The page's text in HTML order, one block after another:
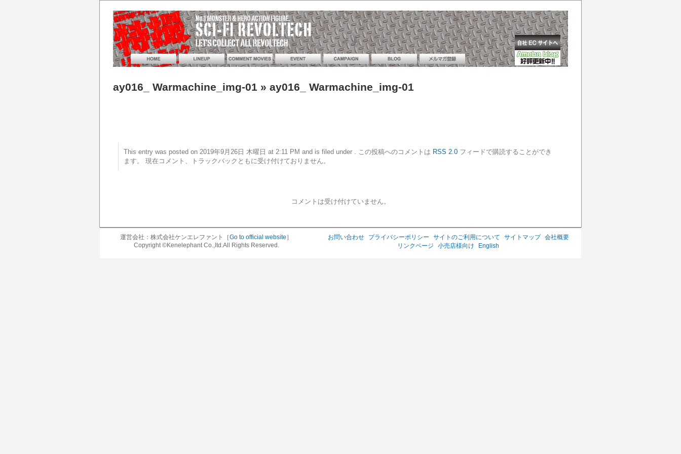
ay016_ Warmachine_img-01 » ay016_ Warmachine_img-01
This entry was posted on 2019年9月26日 木曜日 at 2:11 PM and is filed under . この投稿へのコメントは RSS 2.0 フィードで購読することができ
ます。 現在コメント、トラックバックともに受け付けておりません。
コメントは受け付けていません。
運営会社：株式会社ケンエレファント［Go to official website ］
Copyright ©Kenelephant Co.,ltd.All Rights Reserved.
お問い合わせ プライバシーポリシー サイトのご利用について サイトマップ
会社概要
リンクページ
小売店様向け English